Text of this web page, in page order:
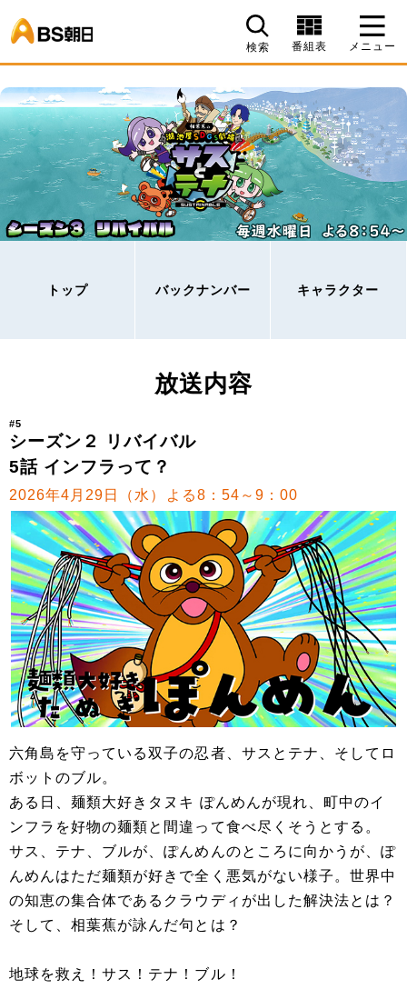
検索 番組表 メニュー
トップ バックナンバー キャラクター
放送内容
#5
シーズン２ リバイバル
5話 インフラって？
2026年4月29日（水）よる8：54～9：00
六角島を守っている双子の忍者、サスとテナ、そしてロ
ボットのブル。
ある日、麺類大好きタヌキ ぽんめんが現れ、町中のイ
ンフラを好物の麺類と間違って食べ尽くそうとする。
サス、テナ、ブルが、ぽんめんのところに向かうが、ぽ
んめんはただ麺類が好きで全く悪気がない様子。世界中
の知恵の集合体であるクラウディが出した解決法とは？
そして、相葉蕉が詠んだ句とは？
地球を救え！サス！テナ！ブル！